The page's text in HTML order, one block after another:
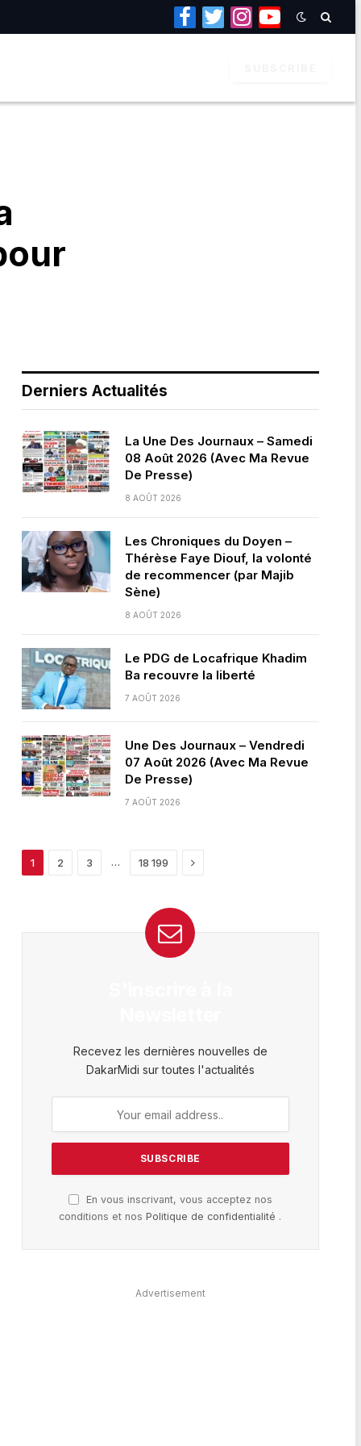
Facebook
TwitterInstagramYouTube
Derniers Actualités
La Une Des Journaux – Samedi
08 Août 2026 (Avec Ma Revue
De Presse)
8 AOÛT 2026
Les Chroniques du Doyen –
Thérèse Faye Diouf, la volonté
de recommencer (par Majib
Sène)
8 AOÛT 2026
Le PDG de Locafrique Khadim
Ba recouvre la liberté
7 AOÛT 2026
Une Des Journaux – Vendredi
07 Août 2026 (Avec Ma Revue
De Presse)
7 AOÛT 2026
1 2 3 … 18 199 Next
Recevez les dernières nouvelles de
DakarMidi sur toutes l'actualités
En vous inscrivant, vous acceptez nos
conditions et nosPolitique de confidentialité .
Advertisement